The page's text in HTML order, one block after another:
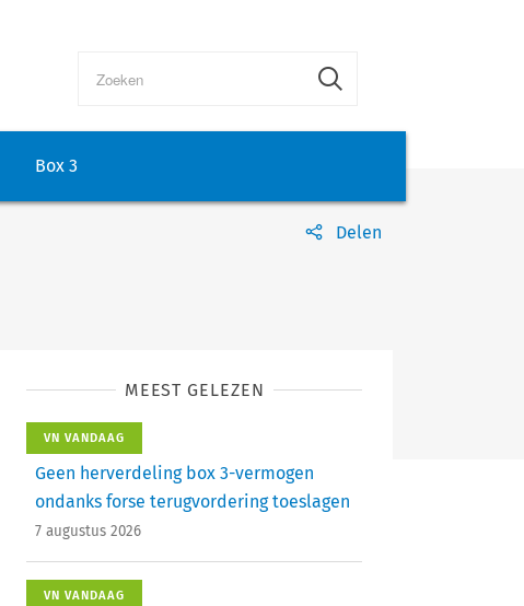
Box 3
Delen
MEEST GELEZEN
VN VANDAAG
Geen herverdeling box 3-vermogen
ondanks forse terugvordering toeslagen
7 augustus 2026
VN VANDAAG